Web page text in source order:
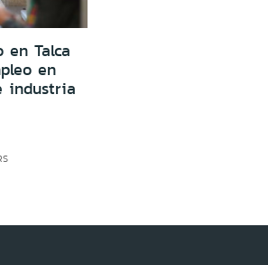
en Talca
en
industria